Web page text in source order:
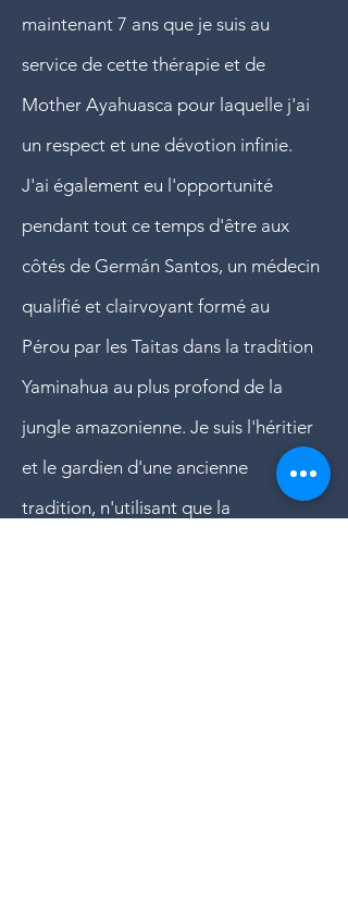
maintenant 7 ans que je suis au
service de cette thérapie et de
Mother Ayahuasca pour laquelle j'ai
un respect et une dévotion infinie.
J'ai également eu l'opportunité
pendant tout ce temps d'être aux
côtés de Germán Santos, un médecin
qualifié et clairvoyant formé au
Pérou par les Taitas dans la tradition
Yaminahua au plus profond de la
jungle amazonienne. Je suis l'héritier
et le gardien d'une ancienne
tradition, n'utilisant que la